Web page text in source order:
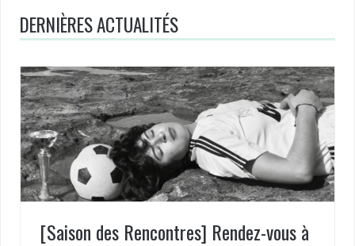
DERNIÈRES ACTUALITÉS
[Saison des Rencontres] Rendez-vous à